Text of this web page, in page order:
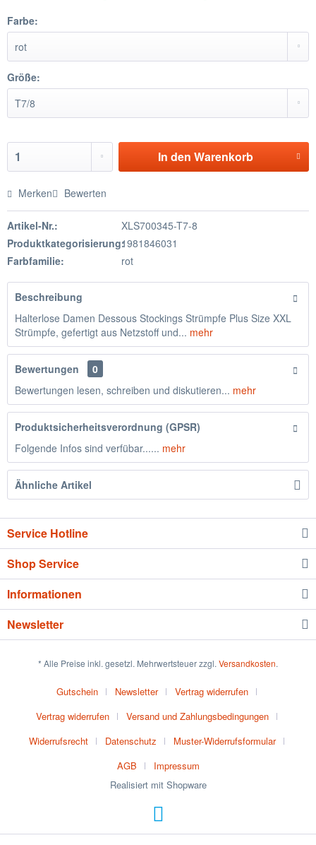
Farbe:
Größe:
In den Warenkorb
Merken Bewerten
Artikel-Nr.:
XLS700345-T7-8
Produktkategorisierung:1981846031
Farbfamilie:
rot
Beschreibung
Halterlose Damen Dessous Stockings Strümpfe Plus Size XXL
Strümpfe, gefertigt aus Netzstoff und... mehr
Bewertungen
0
Bewertungen lesen, schreiben und diskutieren... mehr
Produktsicherheitsverordnung (GPSR)
Folgende Infos sind verfübar...... mehr
Ähnliche Artikel
Service Hotline
Shop Service
Informationen
Newsletter
* Alle Preise inkl. gesetzl. Mehrwertsteuer zzgl. Versandkosten.
Gutschein Newsletter
Vertrag widerrufen
Vertrag widerrufen
Versand und Zahlungsbedingungen
Widerrufsrecht
Datenschutz
Muster-Widerrufsformular
AGB
Impressum
Realisiert mit Shopware